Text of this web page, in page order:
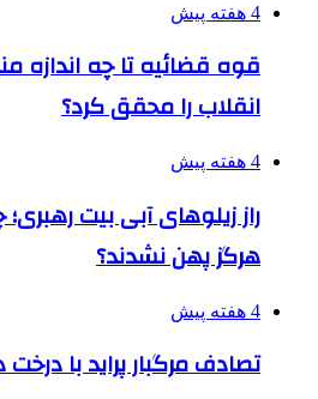
4 هفته پیش
قوه قضائیه تا چه اندازه
انقلاب را محقق کرد؟
4 هفته پیش
راز زیلوهای آبی بیت
هرگز پهن نشدند؟
4 هفته پیش
تصادف مرگبار پراید با درخت